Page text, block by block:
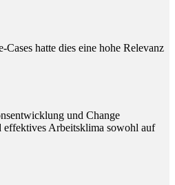
hatte dies eine hohe Relevanz
und Change
effektives Arbeitsklima sowohl auf